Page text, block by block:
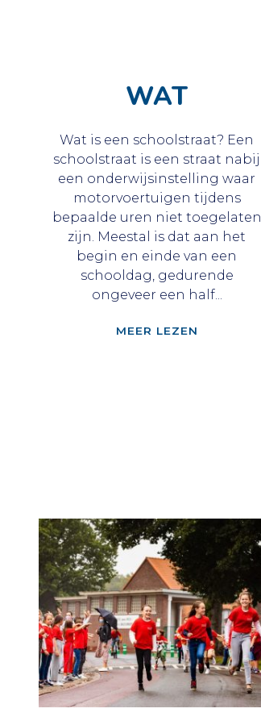
WAT
Wat is een schoolstraat? Een
schoolstraat is een straat nabij
een onderwijsinstelling waar
motorvoertuigen tijdens
bepaalde uren niet toegelaten
zijn. Meestal is dat aan het
begin en einde van een
schooldag, gedurende
ongeveer een half...
MEER LEZEN